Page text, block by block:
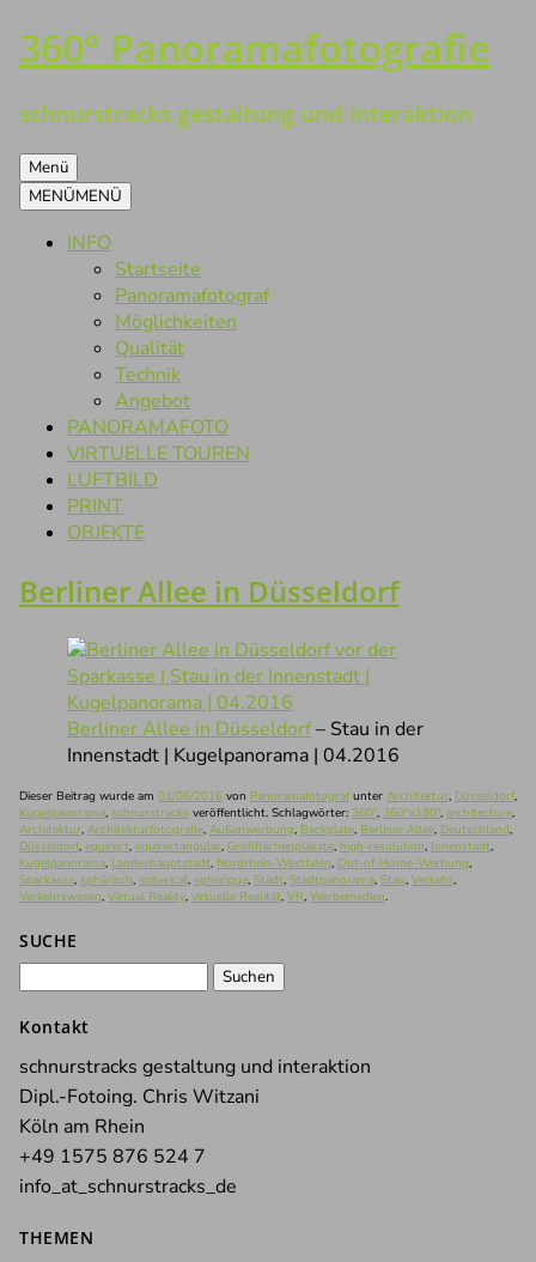
Zum
Inhalt
360° Panoramafotografie
schnurstracks gestaltung und interaktion
Menü
MENÜMENÜ
INFO
Startseite
Panoramafotograf
Möglichkeiten
Qualität
Technik
Angebot
PANORAMAFOTO
VIRTUELLE TOUREN
LUFTBILD
PRINT
OBJEKTE
Berliner Allee in Düsseldorf
Berliner Allee in Düsseldorf– Stau in der
Innenstadt | Kugelpanorama | 04.2016
Dieser Beitrag wurde am 01/06/2016 von Panoramafotografunter Architektur, Düsseldorf,
Kugelpanorama, schnurstracks veröffentlicht. Schlagwörter: 360°, 360°x180°, architecture,
Architektur, Architekturfotografie, Außenwerbung, Backplate, Berliner Allee, Deutschland,
Düsseldorf, equirect, equirectangular, Großflächenplakate, high-resolution, Innenstadt,
Kugelpanorama, Landeshauptstadt, Nordrhein-Westfalen, Out-of-Home-Werbung,
Sparkasse, sphärisch, spherical, spherique, Stadt, Stadtpanorama, Stau, Verkehr,
Verkehrswesen, Virtual Reality, virtuelle Realität, VR, Werbemedien.
SUCHE
Kontakt
schnurstracks gestaltung und interaktion
Dipl.-Fotoing. Chris Witzani
Köln am Rhein
+49 1575 876 524 7
info_at_schnurstracks_de
THEMEN